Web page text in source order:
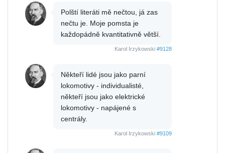
Polští literáti mě nečtou, já zas
nečtu je. Moje pomsta je
každopádně kvantitativně větší.
Karol Irzykowski #9128
Někteří lidé jsou jako parní
lokomotivy - individualisté,
někteří jsou jako elektrické
lokomotivy - napájené s
centrály.
Karol Irzykowski #9109